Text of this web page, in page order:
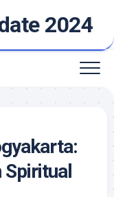
2024
Spiritual